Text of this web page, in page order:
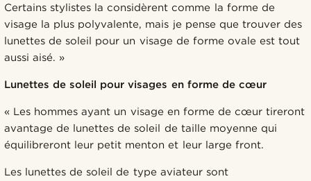
Certains stylistes la considèrent comme la forme de
visage la plus polyvalente, mais je pense que trouver des
lunettes de soleil pour un visage de forme ovale est tout
aussi aisé. »
Lunettes de soleil pour visages en forme de cœur
« Les hommes ayant un visage en forme de cœur tireront
avantage de lunettes de soleil de taille moyenne qui
équilibreront leur petit menton et leur large front.
Les lunettes de soleil de type aviateur sont